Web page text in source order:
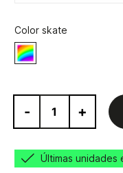
Color skate
Varios
- +
Últimas unidades